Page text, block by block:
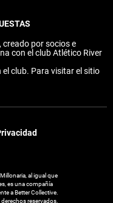
por socios e
con el club Atlético River
club. Para visitar el sitio
al igual que
es una compañía
a Better Collective.
reservados.